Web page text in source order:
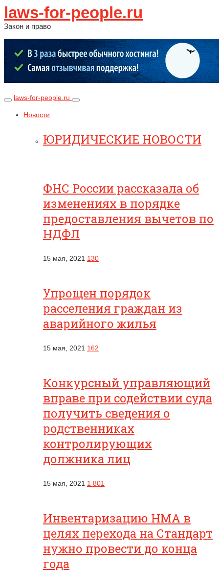
laws-for-people.ru
Закон и право
laws-for-people.ru
Новости
ЮРИДИЧЕСКИЕ НОВОСТИ
ФНС России рассказала об
изменениях в порядке
предоставления вычетов по
НДФЛ
15 мая, 2021 130
Упрощен порядок
расселения граждан из
аварийного жилья
15 мая, 2021 162
Конкурсный управляющий
вправе при содействии суда
получить сведения о
родственниках
контролирующих
должника лиц
15 мая, 2021 1 801
Инвентаризацию НМА в
целях перехода на Стандарт
нужно провести до конца
года